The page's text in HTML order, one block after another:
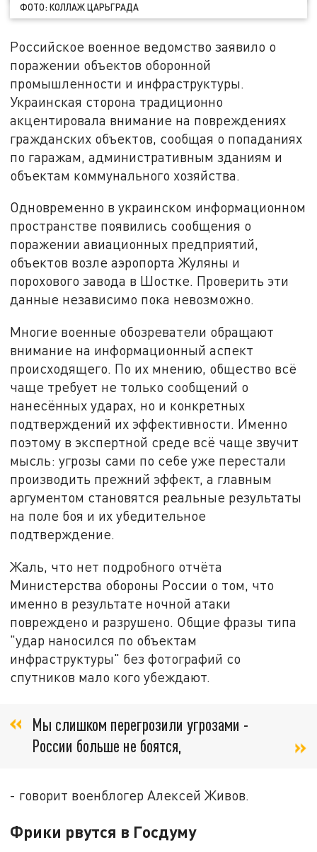
ФОТО: КОЛЛАЖ ЦАРЬГРАДА
Российское военное ведомство заявило о
поражении объектов оборонной
промышленности и инфраструктуры.
Украинская сторона традиционно
акцентировала внимание на повреждениях
гражданских объектов, сообщая о попаданиях
по гаражам, административным зданиям и
объектам коммунального хозяйства.
Одновременно в украинском информационном
пространстве появились сообщения о
поражении авиационных предприятий,
объектов возле аэропорта Жуляны и
порохового завода в Шостке. Проверить эти
данные независимо пока невозможно.
Многие военные обозреватели обращают
внимание на информационный аспект
происходящего. По их мнению, общество всё
чаще требует не только сообщений о
нанесённых ударах, но и конкретных
подтверждений их эффективности. Именно
поэтому в экспертной среде всё чаще звучит
мысль: угрозы сами по себе уже перестали
производить прежний эффект, а главным
аргументом становятся реальные результаты
на поле боя и их убедительное
подтверждение.
Жаль, что нет подробного отчёта
Министерства обороны России о том, что
именно в результате ночной атаки
повреждено и разрушено. Общие фразы типа
"удар наносился по объектам
инфраструктуры" без фотографий со
спутников мало кого убеждают.
Мы слишком перегрозили угрозами -
России больше не боятся,
- говорит военблогер Алексей Живов.
Фрики рвутся в Госдуму